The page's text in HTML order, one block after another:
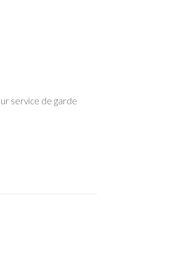
service de garde